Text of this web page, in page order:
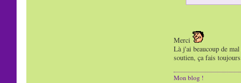
Merci
Là j'ai beaucoup de
soutien, ça fais
Mon blog !